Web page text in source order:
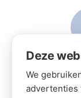
Deze
We
advertenties